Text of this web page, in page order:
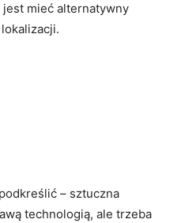
mieć alternatywny
– sztuczna
technologią, ale trzeba